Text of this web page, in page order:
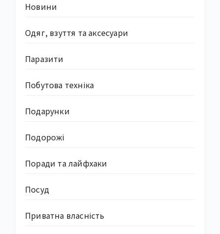
Новини
Одяг, взуття та аксесуари
Паразити
Побутова техніка
Подарунки
Подорожі
Поради та лайфхаки
Посуд
Приватна власність